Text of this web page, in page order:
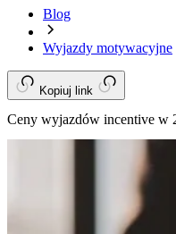
Blog
Wyjazdy motywacyjne
Kopiuj link
Ceny wyjazdów incentive w